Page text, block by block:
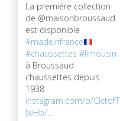
La première collection
de @maisonbroussaud
est disponible
#madeinfrance
#chaussettes #limousin
à Broussaud
chaussettes depuis
1938
instagram.com/p/CIctofT
JwHb/…